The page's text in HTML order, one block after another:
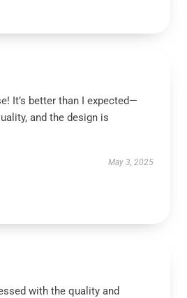
It’s better than I expected—
and the design is
May 3, 2025
with the quality and